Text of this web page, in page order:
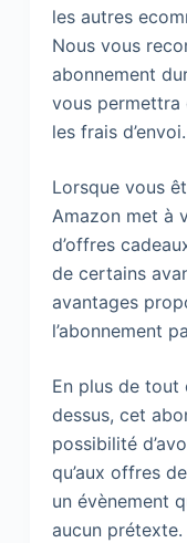
les autres
Nous vous
abonnement
vous permettra
les frais d’envoi.
Lorsque vous
Amazon met à
d’offres
de certains
avantages
l’abonnement
En plus de tout
dessus, cet
possibilité
qu’aux offres
un évènement
aucun prétexte.